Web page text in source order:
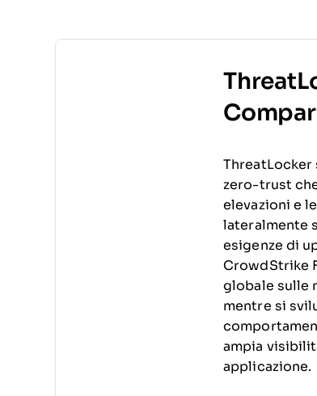
ThreatLocker
zero-trust
elevazioni e
lateralmente
esigenze di
CrowdStrike
globale sulle
mentre si
ampia
applicazione.